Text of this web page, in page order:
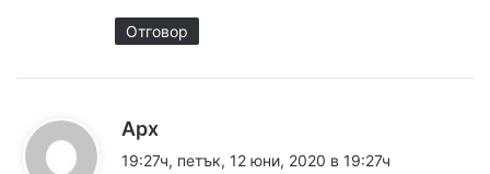
Отговор
Арх
а
19:27ч, петък, 12 юни, 2020 в 19:27ч